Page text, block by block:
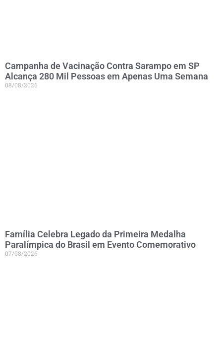
Campanha de Vacinação Contra Sarampo em SP
Alcança 280 Mil Pessoas em Apenas Uma Semana
08/08/2026
Família Celebra Legado da Primeira Medalha
Paralímpica do Brasil em Evento Comemorativo
07/08/2026